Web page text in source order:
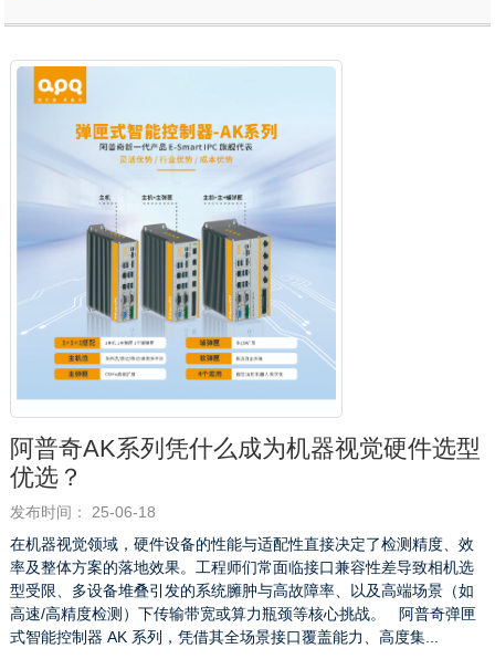
阿普奇AK系列凭什么成为机器视觉硬件选型
优选？
发布时间： 25-06-18
在机器视觉领域，硬件设备的性能与适配性直接决定了检测精度、效
率及整体方案的落地效果。工程师们常面临接口兼容性差导致相机选
型受限、多设备堆叠引发的系统臃肿与高故障率、以及高端场景（如
高速/高精度检测）下传输带宽或算力瓶颈等核心挑战。 阿普奇弹匣
式智能控制器 AK 系列，凭借其全场景接口覆盖能力、高度集...